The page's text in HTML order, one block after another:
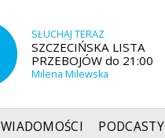
SŁUCHAJ TERAZ
SZCZECIŃSKA LISTA
PRZEBOJÓW do 21:00
Milena Milewska
WIADOMOŚCI PODCASTY